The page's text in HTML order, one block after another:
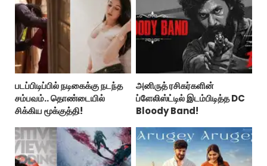
படப்பிடிப்பில் நடிகைக்கு நடந்த
சம்பவம்.. தொண்டையில்
சிக்கிய மூக்குத்தி!
அனிருத் ரசிகர்களின்
ப்ளேலிஸ்ட்டில் இடம்பிடித்த DC
Bloody Band!